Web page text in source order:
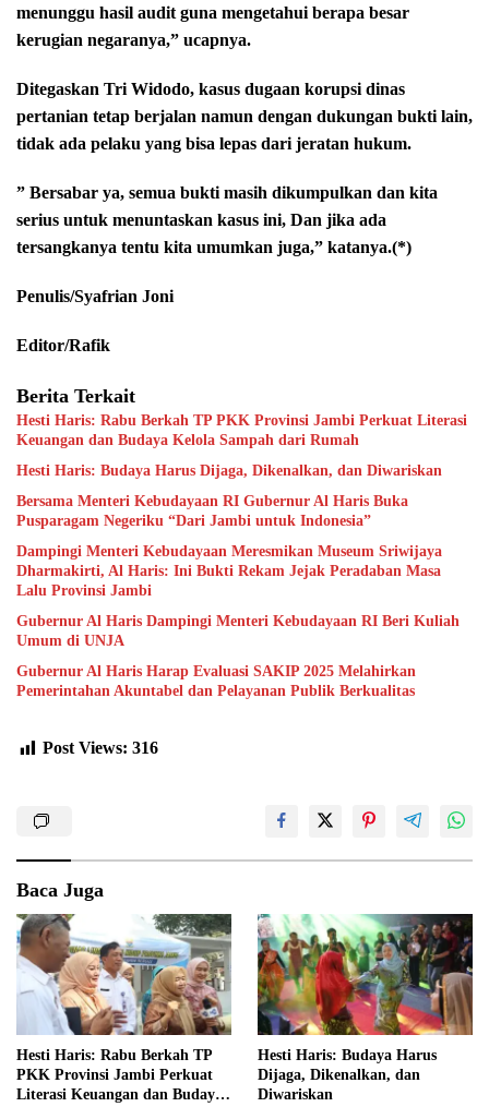
menunggu hasil audit guna mengetahui berapa besar
kerugian negaranya,” ucapnya.
Ditegaskan Tri Widodo, kasus dugaan korupsi dinas
pertanian tetap berjalan namun dengan dukungan bukti lain,
tidak ada pelaku yang bisa lepas dari jeratan hukum.
” Bersabar ya, semua bukti masih dikumpulkan dan kita
serius untuk menuntaskan kasus ini, Dan jika ada
tersangkanya tentu kita umumkan juga,” katanya.(*)
Penulis/Syafrian Joni
Editor/Rafik
Berita Terkait
Hesti Haris: Rabu Berkah TP PKK Provinsi Jambi Perkuat Literasi
Keuangan dan Budaya Kelola Sampah dari Rumah
Hesti Haris: Budaya Harus Dijaga, Dikenalkan, dan Diwariskan
Bersama Menteri Kebudayaan RI Gubernur Al Haris Buka
Pusparagam Negeriku “Dari Jambi untuk Indonesia”
Dampingi Menteri Kebudayaan Meresmikan Museum Sriwijaya
Dharmakirti, Al Haris: Ini Bukti Rekam Jejak Peradaban Masa
Lalu Provinsi Jambi
Gubernur Al Haris Dampingi Menteri Kebudayaan RI Beri Kuliah
Umum di UNJA
Gubernur Al Haris Harap Evaluasi SAKIP 2025 Melahirkan
Pemerintahan Akuntabel dan Pelayanan Publik Berkualitas
Post Views: 316
Baca Juga
Hesti Haris: Rabu Berkah TP
PKK Provinsi Jambi Perkuat
Literasi Keuangan dan Budaya
Hesti Haris: Budaya Harus
Dijaga, Dikenalkan, dan
Diwariskan